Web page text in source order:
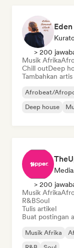
> 200
Musik Afrika
Chill outDeep
Tambahkan
Afrobeat/
Deep house
> 200
Musik Afrika
R&BSoul
Tulis artikel
Buat postingan
Musik Afrika